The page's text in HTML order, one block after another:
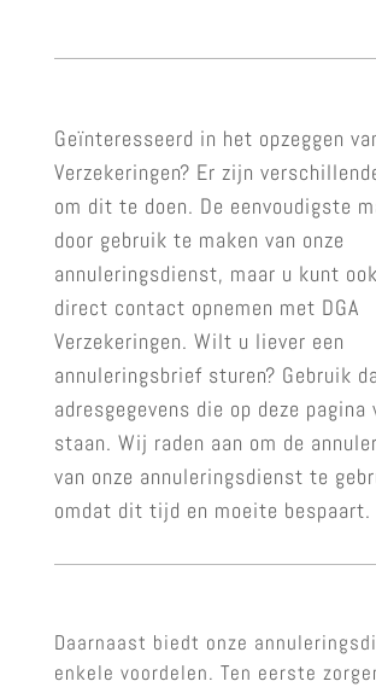
Geïnteresseerd in het opzeggen
Verzekeringen? Er zijn
om dit te doen. De eenvoudigste
door gebruik te maken van onze
annuleringsdienst, maar u kunt
direct contact opnemen met DGA
Verzekeringen. Wilt u liever een
annuleringsbrief sturen? Gebruik
adresgegevens die op deze pagina
staan. Wij raden aan om de
van onze annuleringsdienst te
omdat dit tijd en moeite bespaart.
Daarnaast biedt onze
enkele voordelen. Ten eerste